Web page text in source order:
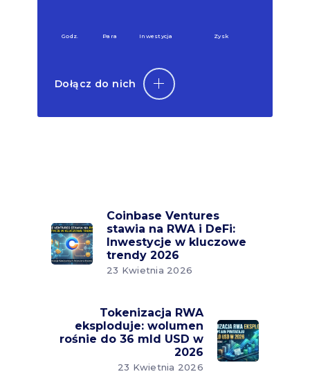
Godz. Para Inwestycja Zysk
Dołącz do nich
Coinbase Ventures
stawia na RWA i DeFi:
Inwestycje w kluczowe
trendy 2026
23 Kwietnia 2026
Tokenizacja RWA
eksploduje: wolumen
rośnie do 36 mld USD w
2026
23 Kwietnia 2026